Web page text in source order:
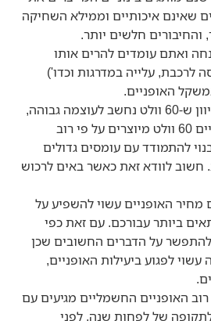
שאינם איכותיים וממילא השחיקה
והחיבורים חלשים יותר.
ואתם עומדים להרים אותו
לרכבת, עלייה במדרגות וכדו')
האופניים.
–מכיוון ש-60 וולט נחשב לעוצמה גבוהה,
הגלגלים של אופניים 60 וולט מיוצרים על פי רוב
להתמודד עם עומסים גדולים
חשוב לוודא זאת כאשר באים לרכוש
מחיר האופניים עשוי להשפיע על
ביותר עבורכם. עם זאת כפי
להתפשר על הדברים החשובים שכן
עשוי לפגוע ביעילות האופניים,
האופניים החשמליים מגיעים עם
של לפחות שנה. לפני